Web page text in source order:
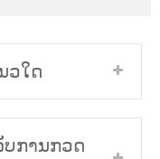
ວໃດ
ການກວດ